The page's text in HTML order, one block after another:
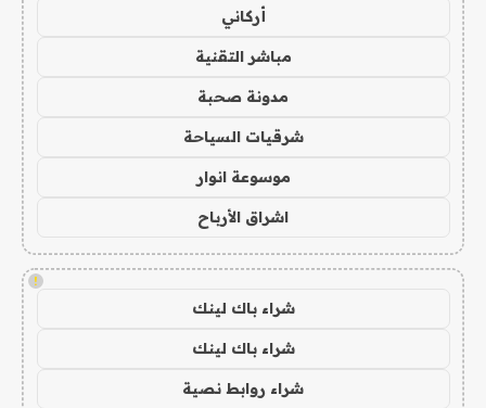
أركاني
مباشر التقنية
مدونة صحبة
شرقيات السياحة
موسوعة انوار
اشراق الأرباح
!
شراء باك لينك
شراء باك لينك
شراء روابط نصية